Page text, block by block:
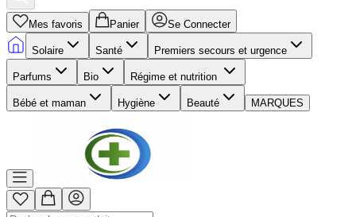
Mes favoris Panier Se Connecter
Solaire Santé Premiers secours et urgence
Parfums Bio Régime et nutrition
Bébé et maman Hygiène Beauté MARQUES